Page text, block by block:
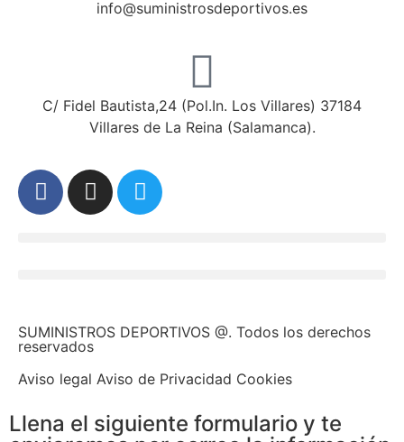
info@suministrosdeportivos.es
C/ Fidel Bautista,24 (Pol.In. Los Villares) 37184
Villares de La Reina (Salamanca).
SUMINISTROS DEPORTIVOS @. Todos los derechos
reservados
Aviso legal Aviso de Privacidad Cookies
Llena el siguiente formulario y te